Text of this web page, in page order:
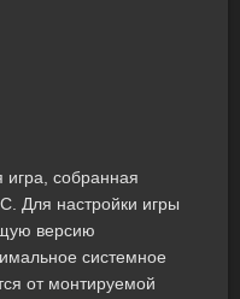
собранная
Для настройки игры
версию
системное
от монтируемой